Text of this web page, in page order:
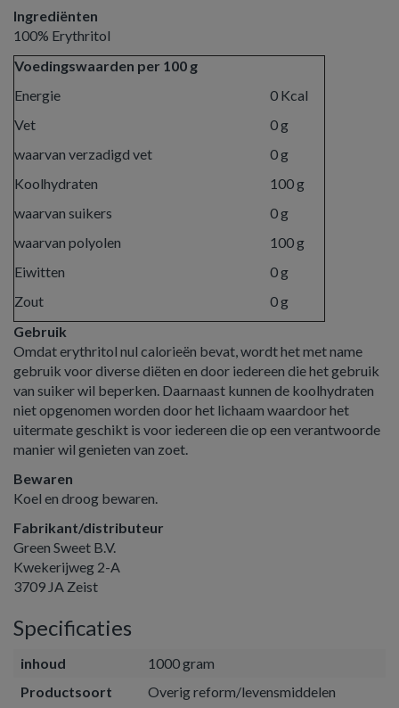
Ingrediënten
100% Erythritol
Voedingswaarden per 100 g
Energie
0 Kcal
Vet
0 g
waarvan verzadigd vet
0 g
Koolhydraten
100 g
waarvan suikers
0 g
waarvan polyolen
100 g
Eiwitten
0 g
Zout
0 g
Gebruik
Omdat erythritol nul calorieën bevat, wordt het met name
gebruik voor diverse diëten en door iedereen die het gebruik
van suiker wil beperken. Daarnaast kunnen de koolhydraten
niet opgenomen worden door het lichaam waardoor het
uitermate geschikt is voor iedereen die op een verantwoorde
manier wil genieten van zoet.
Bewaren
Koel en droog bewaren.
Fabrikant/distributeur
Green Sweet B.V.
Kwekerijweg 2-A
3709 JA Zeist
Specificaties
inhoud
1000 gram
Productsoort
Overig reform/levensmiddelen